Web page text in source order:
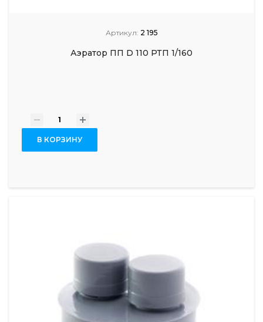
Артикул: 2 195
Аэратор ПП D 110 РТП 1/160
- +
В КОРЗИНУ